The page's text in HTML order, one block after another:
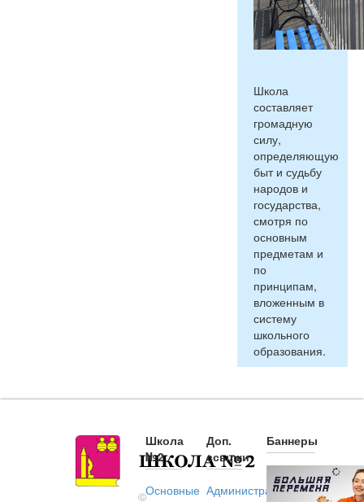
Школа
составляет
громадную
силу,
определяющую
быт и судьбу
народов и
государства,
смотря по
основным
предметам и
по
принципам,
вложенным в
систему
школьного
образования.
©
Школа
№2
Основные
Доп.
ссылки
Администрация
Баннеры